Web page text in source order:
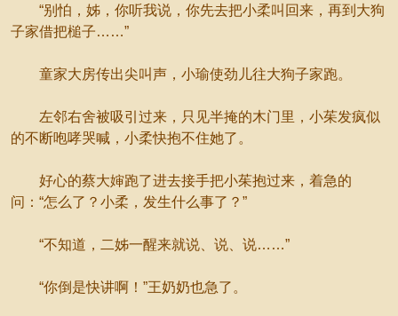
“别怕，姊，你听我说，你先去把小柔叫回来，再到大狗
子家借把槌子……”
童家大房传出尖叫声，小瑜使劲儿往大狗子家跑。
左邻右舍被吸引过来，只见半掩的木门里，小茱发疯似
的不断咆哮哭喊，小柔快抱不住她了。
好心的蔡大婶跑了进去接手把小茱抱过来，着急的
问：“怎么了？小柔，发生什么事了？”
“不知道，二姊一醒来就说、说、说……”
“你倒是快讲啊！”王奶奶也急了。